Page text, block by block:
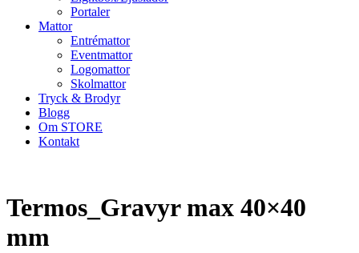
Portaler
Mattor
Entrémattor
Eventmattor
Logomattor
Skolmattor
Tryck & Brodyr
Blogg
Om STORE
Kontakt
Termos_Gravyr max 40×40
mm